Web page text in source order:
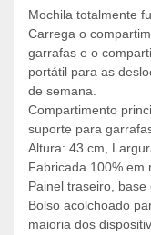
Mochila totalmente
Carrega o
garrafas e o
portátil para as
de semana.
Compartimento
suporte para
Altura: 43 cm,
Fabricada 100% em
Painel traseiro,
Bolso acolchoado
maioria dos